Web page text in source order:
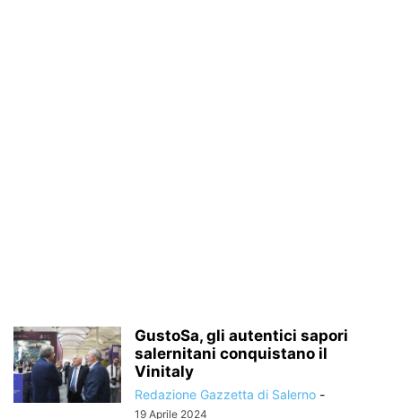
GustoSa, gli autentici sapori
salernitani conquistano il
Vinitaly
Redazione Gazzetta di Salerno -
19 Aprile 2024